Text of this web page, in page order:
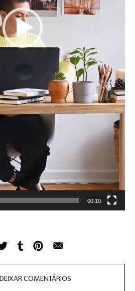
00:10
DEIXAR COMENTÁRIOS